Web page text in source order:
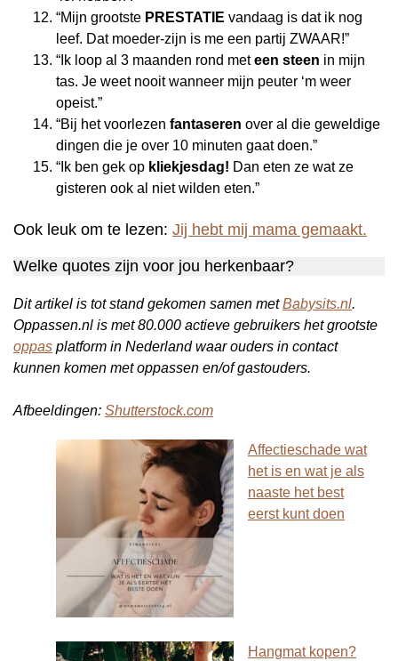
“Mijn grootste PRESTATIE vandaag is dat ik nog
leef. Dat moeder-zijn is me een partij ZWAAR!”
“Ik loop al 3 maanden rond meteen steen in mijn
tas. Je weet nooit wanneer mijn peuter ‘m weer
opeist.”
“Bij het voorlezen fantaseren over al die geweldige
dingen die je over 10 minuten gaat doen.”
“Ik ben gek op kliekjesdag! Dan eten ze wat ze
gisteren ook al niet wilden eten.”
Ook leuk om te lezen: Jij hebt mij mama gemaakt.
Welke quotes zijn voor jou herkenbaar?
Dit artikel is tot stand gekomen samen metBabysits.nl.
Oppassen.nl is met 80.000 actieve gebruikers het grootste
oppas platform in Nederland waar ouders in contact
kunnen komen met oppassen en/of gastouders.
Afbeeldingen: Shutterstock.com
Affectieschade wat
het is en wat je als
naaste het best
eerst kunt doen
Hangmat kopen?